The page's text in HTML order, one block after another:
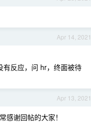
Apr 14, 2021
有反应，问 hr，终面被待
Apr 13, 2021
谢回帖的大家！